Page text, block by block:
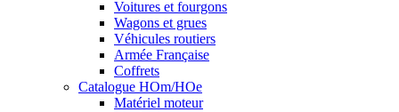
Voitures et fourgons
Wagons et grues
Véhicules routiers
Armée Française
Coffrets
Catalogue HOm/HOe
Matériel moteur